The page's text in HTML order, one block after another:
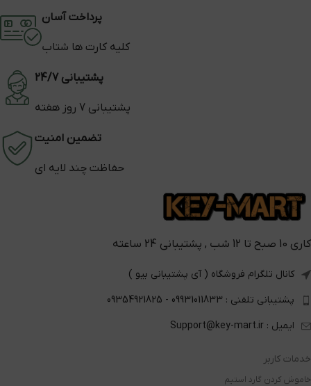
پرداخت آسان
کلیه کارت ها شتاب
پشتیبانی 24/7
پشتیبانی 7 روز هفته
تضمین امنیت
حفاظت چند لایه ای
کاری 10 صبح تا 12 شب , پشتیبانی 24 ساعته
کانال تلگرام فروشگاه ( آی پشتیبانی بیو )
پشتیبانی تلفنی : 09931011833 - 09354921825
ایمیل : Support@key-mart.ir
خدمات کاربر
خاموش کردن گارد استیم